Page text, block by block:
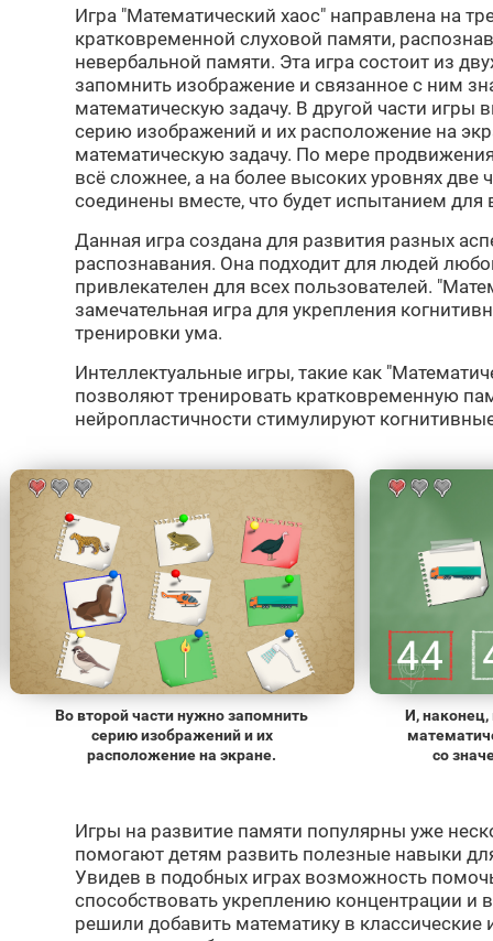
Игра "Математический хаос" направлена на
кратковременной слуховой памяти,
невербальной памяти. Эта игра состоит из
запомнить изображение и связанное с ним
математическую задачу. В другой части
серию изображений и их расположение на
математическую задачу. По мере
всё сложнее, а на более высоких уровнях две
соединены вместе, что будет испытанием для
Данная игра создана для развития разных
распознавания. Она подходит для людей
привлекателен для всех пользователей.
замечательная игра для укрепления
тренировки ума.
Интеллектуальные игры, такие как
позволяют тренировать кратковременную
нейропластичности стимулируют
Во второй части нужно запомнить
серию изображений и их
расположение на экране.
И,
со
Игры на развитие памяти популярны уже
помогают детям развить полезные навыки
Увидев в подобных играх возможность
способствовать укреплению концентрации и
решили добавить математику в